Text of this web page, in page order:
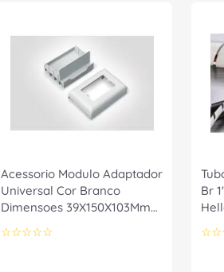
Acessorio Modulo Adaptador
Universal Cor Branco
Dimensoes 39X150X103Mm
Canaleta 11808918
Hellermann
☆☆☆☆☆
Br
☆☆